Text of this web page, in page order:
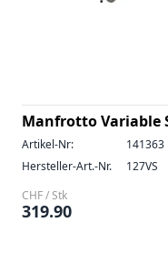
Manfrotto Variable
Artikel-Nr:
141363
Hersteller-Art.-Nr.
127VS
CHF / Stk
319.90